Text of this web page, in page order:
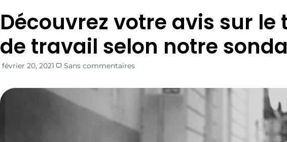
Découvrez votre avis sur le
de travail selon notre
février 20, 2021 Sans commentaires